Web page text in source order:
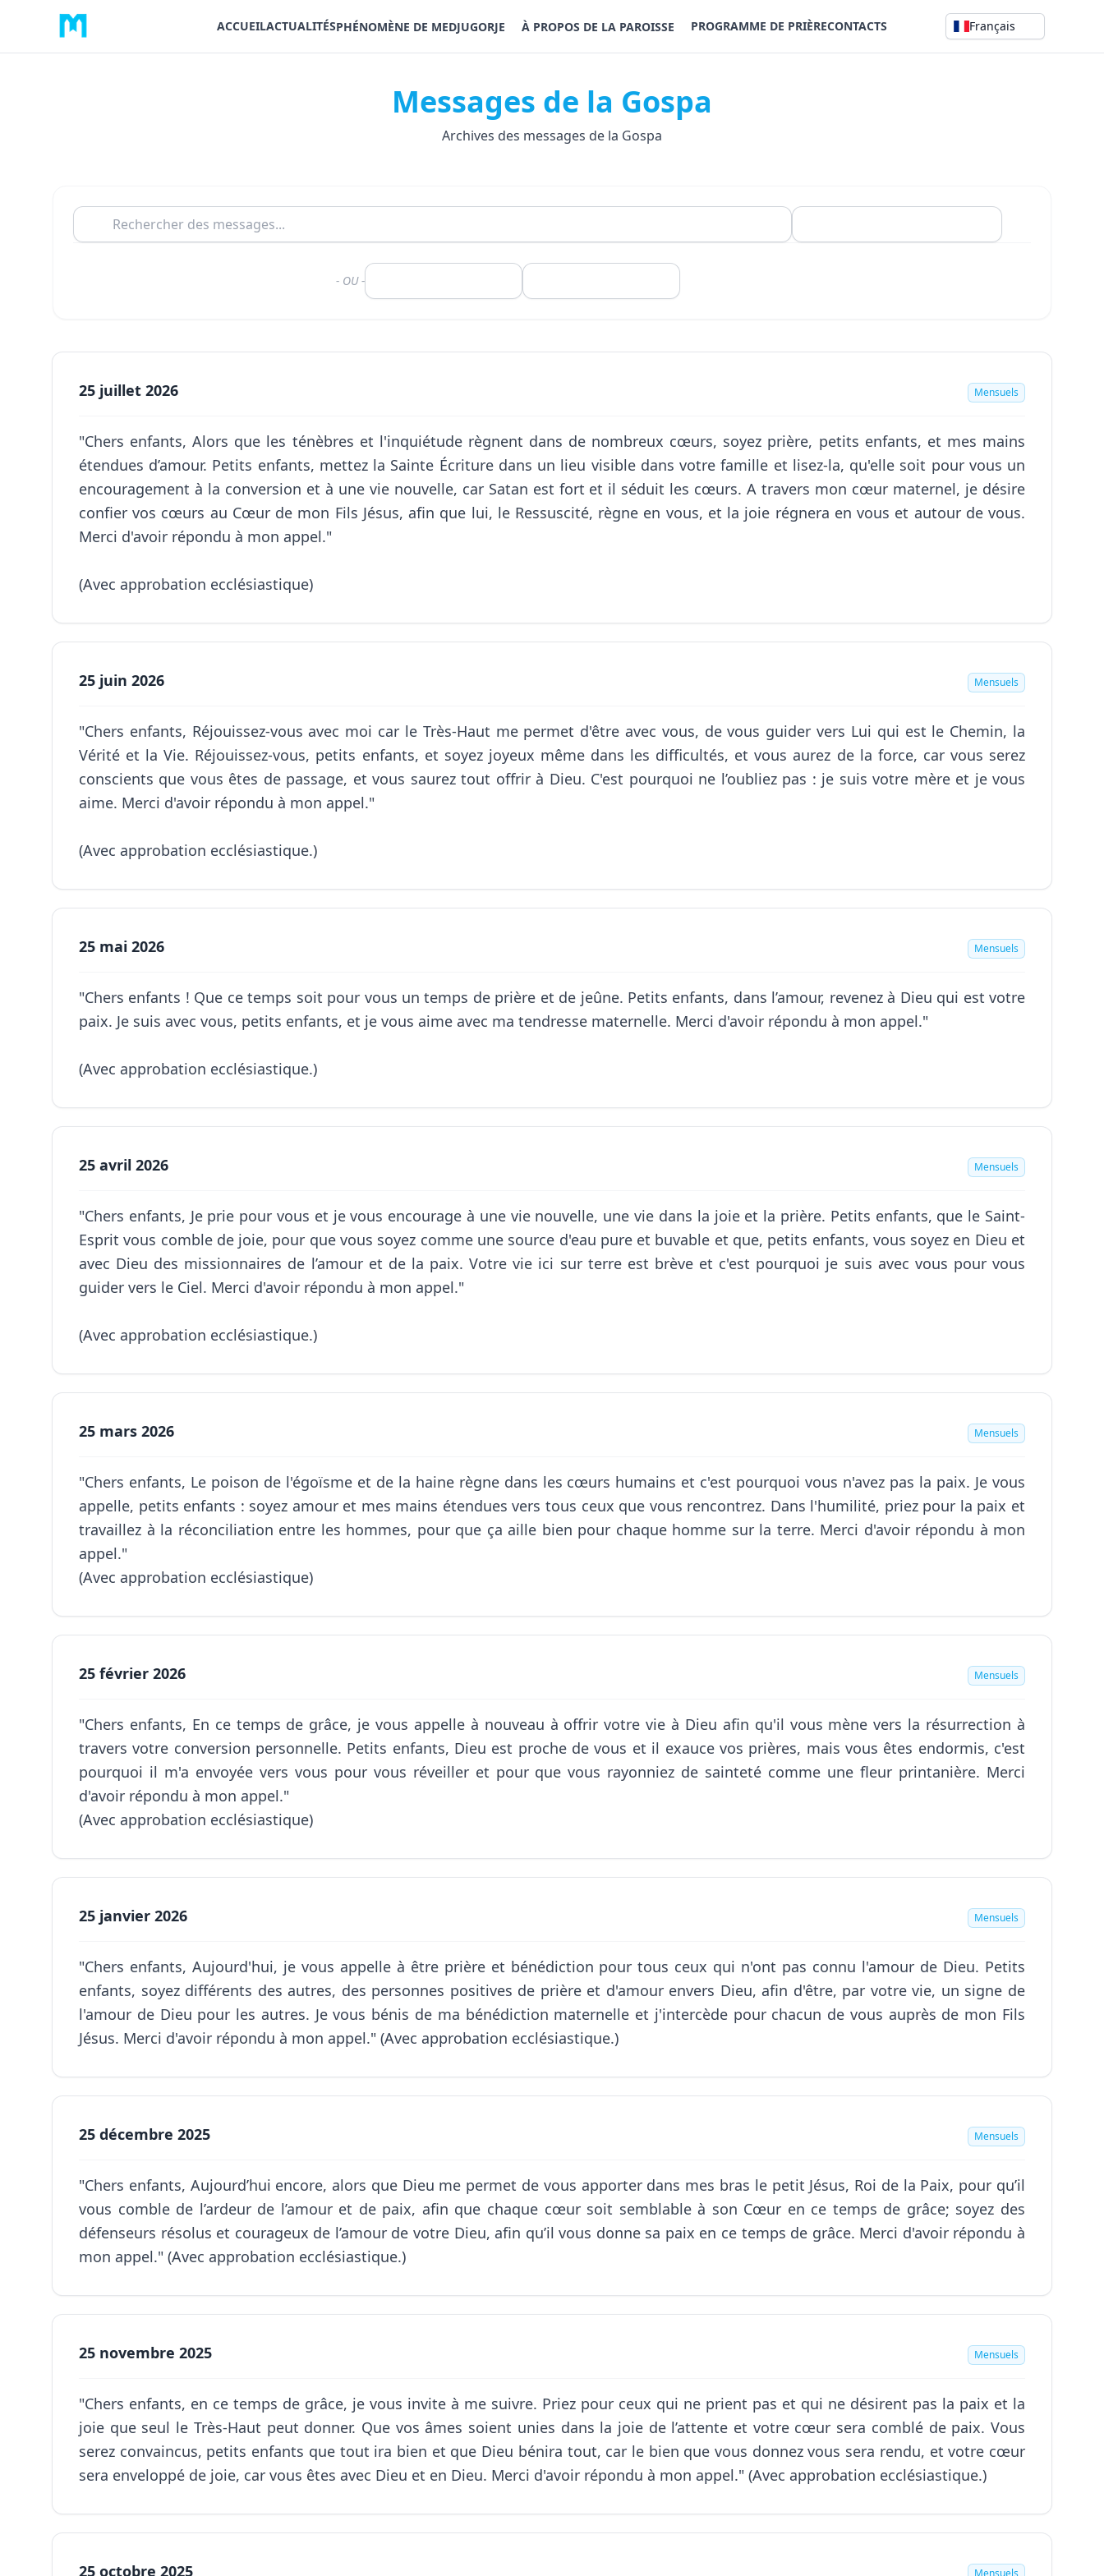
ACCUEILACTUALITÉSPHÉNOMÈNE DE MEDJUGORJE À PROPOS DE LA PAROISSE PROGRAMME DE PRIÈRECONTACTS Français
Messages de la Gospa
Archives des messages de la Gospa
- OU -
25 juillet 2026 Mensuels
"Chers enfants, Alors que les ténèbres et l'inquiétude règnent dans de nombreux cœurs, soyez prière, petits enfants, et mes mains
étendues d’amour. Petits enfants, mettez la Sainte Écriture dans un lieu visible dans votre famille et lisez-la, qu'elle soit pour vous un
encouragement à la conversion et à une vie nouvelle, car Satan est fort et il séduit les cœurs. A travers mon cœur maternel, je désire
confier vos cœurs au Cœur de mon Fils Jésus, afin que lui, le Ressuscité, règne en vous, et la joie régnera en vous et autour de vous.
Merci d'avoir répondu à mon appel."
(Avec approbation ecclésiastique)
25 juin 2026 Mensuels
"Chers enfants, Réjouissez-vous avec moi car le Très-Haut me permet d'être avec vous, de vous guider vers Lui qui est le Chemin, la
Vérité et la Vie. Réjouissez-vous, petits enfants, et soyez joyeux même dans les difficultés, et vous aurez de la force, car vous serez
conscients que vous êtes de passage, et vous saurez tout offrir à Dieu. C'est pourquoi ne l’oubliez pas : je suis votre mère et je vous
aime. Merci d'avoir répondu à mon appel."
(Avec approbation ecclésiastique.)
25 mai 2026 Mensuels
"Chers enfants ! Que ce temps soit pour vous un temps de prière et de jeûne. Petits enfants, dans l’amour, revenez à Dieu qui est votre
paix. Je suis avec vous, petits enfants, et je vous aime avec ma tendresse maternelle. Merci d'avoir répondu à mon appel."
(Avec approbation ecclésiastique.)
25 avril 2026 Mensuels
"Chers enfants, Je prie pour vous et je vous encourage à une vie nouvelle, une vie dans la joie et la prière. Petits enfants, que le Saint-
Esprit vous comble de joie, pour que vous soyez comme une source d'eau pure et buvable et que, petits enfants, vous soyez en Dieu et
avec Dieu des missionnaires de l’amour et de la paix. Votre vie ici sur terre est brève et c'est pourquoi je suis avec vous pour vous
guider vers le Ciel. Merci d'avoir répondu à mon appel."
(Avec approbation ecclésiastique.)
25 mars 2026 Mensuels
"Chers enfants, Le poison de l'égoïsme et de la haine règne dans les cœurs humains et c'est pourquoi vous n'avez pas la paix. Je vous
appelle, petits enfants : soyez amour et mes mains étendues vers tous ceux que vous rencontrez. Dans l'humilité, priez pour la paix et
travaillez à la réconciliation entre les hommes, pour que ça aille bien pour chaque homme sur la terre. Merci d'avoir répondu à mon
appel."
(Avec approbation ecclésiastique)
25 février 2026 Mensuels
"Chers enfants, En ce temps de grâce, je vous appelle à nouveau à offrir votre vie à Dieu afin qu'il vous mène vers la résurrection à
travers votre conversion personnelle. Petits enfants, Dieu est proche de vous et il exauce vos prières, mais vous êtes endormis, c'est
pourquoi il m'a envoyée vers vous pour vous réveiller et pour que vous rayonniez de sainteté comme une fleur printanière. Merci
d'avoir répondu à mon appel."
(Avec approbation ecclésiastique)
25 janvier 2026 Mensuels
"Chers enfants, Aujourd'hui, je vous appelle à être prière et bénédiction pour tous ceux qui n'ont pas connu l'amour de Dieu. Petits
enfants, soyez différents des autres, des personnes positives de prière et d'amour envers Dieu, afin d'être, par votre vie, un signe de
l'amour de Dieu pour les autres. Je vous bénis de ma bénédiction maternelle et j'intercède pour chacun de vous auprès de mon Fils
Jésus. Merci d'avoir répondu à mon appel." (Avec approbation ecclésiastique.)
25 décembre 2025 Mensuels
"Chers enfants, Aujourd’hui encore, alors que Dieu me permet de vous apporter dans mes bras le petit Jésus, Roi de la Paix, pour qu’il
vous comble de l’ardeur de l’amour et de paix, afin que chaque cœur soit semblable à son Cœur en ce temps de grâce; soyez des
défenseurs résolus et courageux de l’amour de votre Dieu, afin qu’il vous donne sa paix en ce temps de grâce. Merci d'avoir répondu à
mon appel." (Avec approbation ecclésiastique.)
25 novembre 2025 Mensuels
"Chers enfants, en ce temps de grâce, je vous invite à me suivre. Priez pour ceux qui ne prient pas et qui ne désirent pas la paix et la
joie que seul le Très-Haut peut donner. Que vos âmes soient unies dans la joie de l’attente et votre cœur sera comblé de paix. Vous
serez convaincus, petits enfants que tout ira bien et que Dieu bénira tout, car le bien que vous donnez vous sera rendu, et votre cœur
sera enveloppé de joie, car vous êtes avec Dieu et en Dieu. Merci d'avoir répondu à mon appel." (Avec approbation ecclésiastique.)
25 octobre 2025 Mensuels